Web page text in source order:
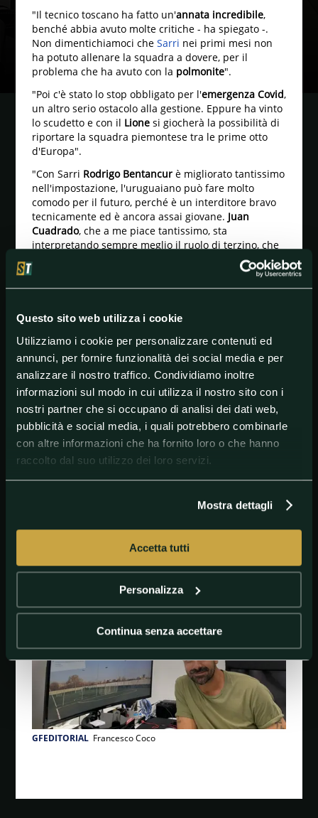
Questo sito web utilizza i cookie
Utilizziamo i cookie per personalizzare contenuti ed
annunci, per fornire funzionalità dei social media e per
analizzare il nostro traffico. Condividiamo inoltre
informazioni sul modo in cui utilizza il nostro sito con i
nostri partner che si occupano di analisi dei dati web,
pubblicità e social media, i quali potrebbero combinarle
con altre informazioni che ha fornito loro o che hanno
raccolto dal suo utilizzo dei loro servizi.
Mostra dettagli
Accetta tutti
Personalizza
Continua senza accettare
"Il tecnico toscano ha fatto un'annata incredibile,
benché abbia avuto molte critiche - ha spiegato -.
Non dimentichiamoci che Sarri nei primi mesi non
ha potuto allenare la squadra a dovere, per il
problema che ha avuto con la polmonite".
"Poi c'è stato lo stop obbligato per l'emergenza Covid,
un altro serio ostacolo alla gestione. Eppure ha vinto
lo scudetto e con il Lione si giocherà la possibilità di
riportare la squadra piemontese tra le prime otto
d'Europa".
"Con Sarri Rodrigo Bentancurè migliorato tantissimo
nell'impostazione, l'uruguaiano può fare molto
comodo per il futuro, perché è un interditore bravo
tecnicamente ed è ancora assai giovane. Juan
Cuadrado, che a me piace tantissimo, sta
interpretando sempre meglio il ruolo di terzino, che
è tra i più difficili nel calcio: i bianconeri hanno
laterali di livello, anche se più bravi in fasi di
proposizione rispetto a quella di copertura. Il
ha poi aggiunto Coco, soffermandosi su un paio dei
Signora.
"Davanti
possono
esaudire i desideri di gioco di Sarri, perché sono
tecnici e rapidi. La Juve deve potere dare una
squadra adeguata alla filosofia del suo allenatore:
Arthur è il classico giocatore alla Sarri, quindi è stato
un ottimo inizio dimercatoin vista della prossima
prossime mosse diAgnelli,NedvedeParatici
GFEDITORIAL Francesco Coco